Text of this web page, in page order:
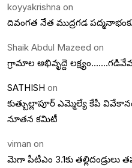
koyyakrishna on
దివంగత నేత ముద్రగడ
Shaik Abdul Mazeed on
గ్రామాల అభివృద్దె
SATHISH on
కుత్బుల్లాపూర్ ఎమ్మెల్యే కేపీ
నూతన కమిటీ
viman on
మెగా పీటీఎం 3.1కు